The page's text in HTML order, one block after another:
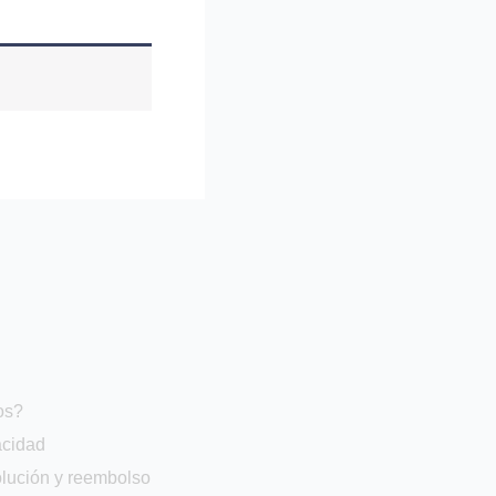
y reembolso